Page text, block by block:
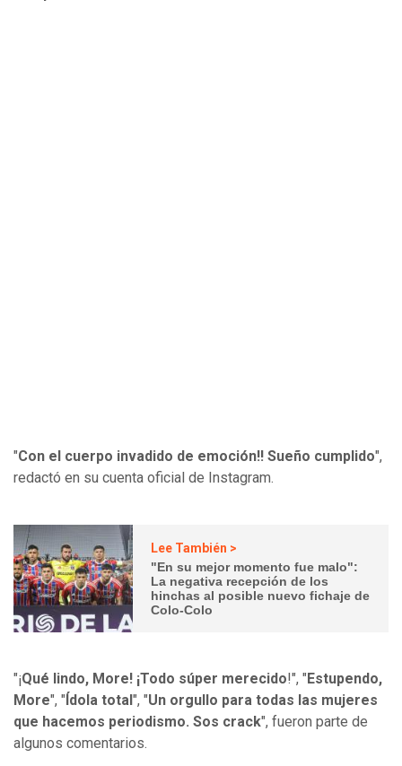
"Con el cuerpo invadido de emoción!! Sueño cumplido",
redactó en su cuenta oficial de Instagram.
Lee También >
"En su mejor momento fue malo":
La negativa recepción de los
hinchas al posible nuevo fichaje de
Colo-Colo
"¡Qué lindo, More! ¡Todo súper merecido!", " Estupendo,
More", " Ídola total ", "Un orgullo para todas las mujeres
que hacemos periodismo. Sos crack", fueron parte de
algunos comentarios.